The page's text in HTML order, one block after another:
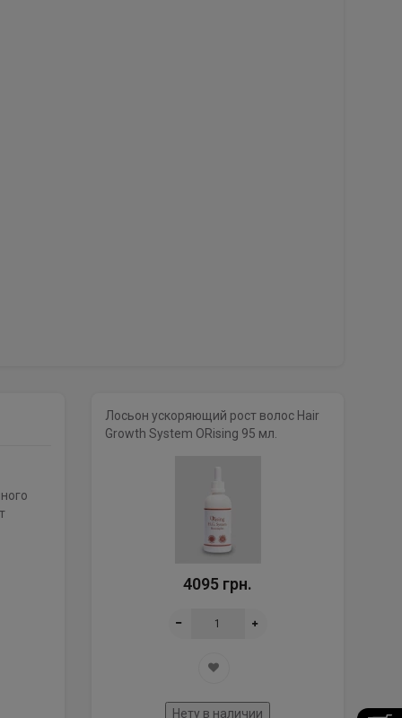
Лосьон ускоряющий рост волос Hair
Growth System ORising 95 мл.
4095 грн.
Нету в наличии